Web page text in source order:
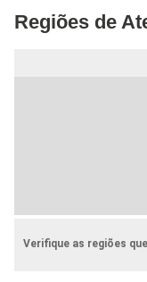
Regiões de
Verifique as regiões